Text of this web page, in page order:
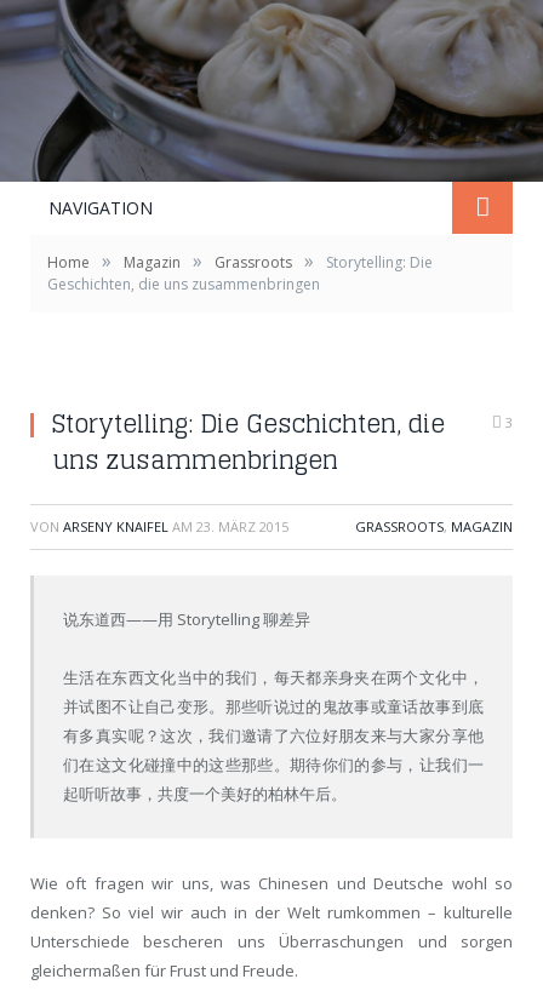
NAVIGATION
Home » Magazin » Grassroots »
Storytelling: Die
Geschichten, die uns zusammenbringen
Storytelling: Die Geschichten, die
uns zusammenbringen
3
VON ARSENY KNAIFEL AM 23. MÄRZ 2015 GRASSROOTS, MAGAZIN
说东道西——用 Storytelling 聊差异
生活在东西文化当中的我们，每天都亲身夹在两个文化中，
并试图不让自己变形。那些听说过的鬼故事或童话故事到底
有多真实呢？这次，我们邀请了六位好朋友来与大家分享他
们在这文化碰撞中的这些那些。期待你们的参与，让我们一
起听听故事，共度一个美好的柏林午后。
Wie oft fragen wir uns, was Chinesen und Deutsche wohl so
denken? So viel wir auch in der Welt rumkommen – kulturelle
Unterschiede bescheren uns Überraschungen und sorgen
gleichermaßen für Frust und Freude.